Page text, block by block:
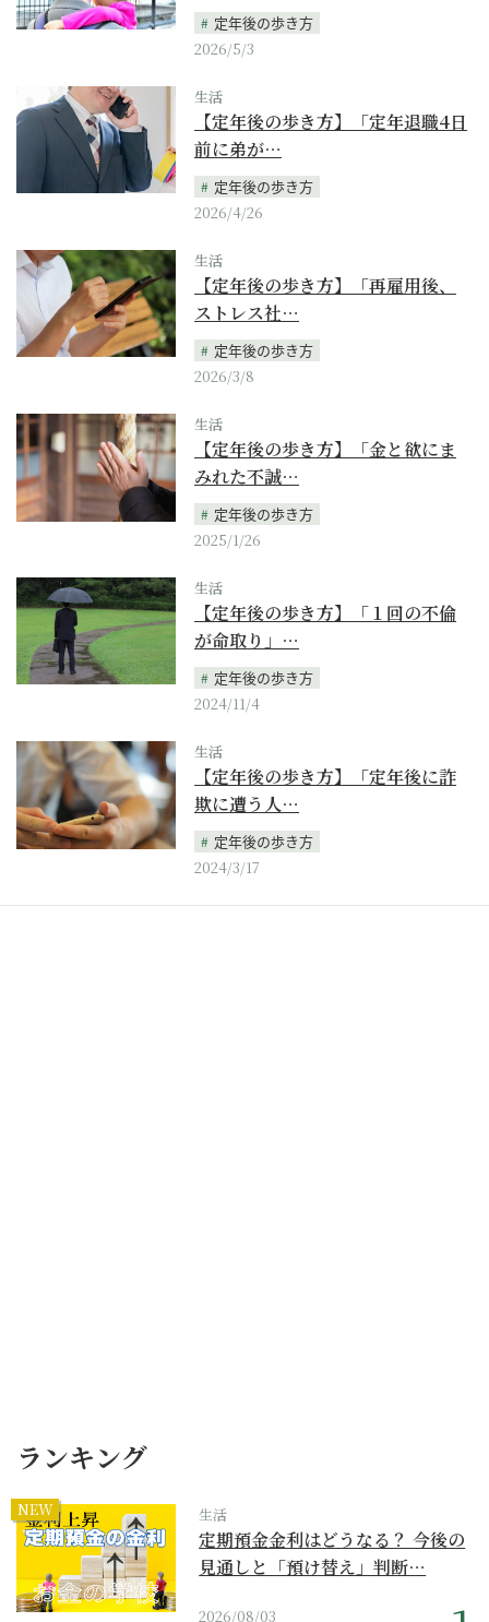
定年後の歩き方
2026/5/3
生活
【定年後の歩き方】「定年退職4日
前に弟が…
定年後の歩き方
2026/4/26
生活
【定年後の歩き方】「再雇用後、
ストレス社…
定年後の歩き方
2026/3/8
生活
【定年後の歩き方】「金と欲にま
みれた不誠…
定年後の歩き方
2025/1/26
生活
【定年後の歩き方】「１回の不倫
が命取り」…
定年後の歩き方
2024/11/4
生活
【定年後の歩き方】「定年後に詐
欺に遭う人…
定年後の歩き方
2024/3/17
ランキング
NEW 生活
定期預金金利はどうなる？ 今後の
見通しと「預け替え」判断…
2026/08/03